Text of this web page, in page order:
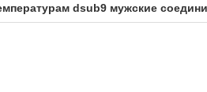
dsub9 мужские